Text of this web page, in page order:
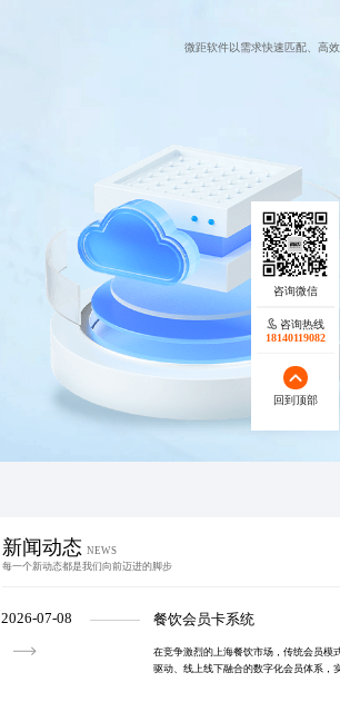
微距软件以需求快速匹配、高
新闻动态 NEWS
每一个新动态都是我们向前迈进的脚步
2026-07-08 餐饮会员卡系统
在竞争激烈的上海餐饮市场，传统会员模
驱动、线上线下融合的数字化会员体系，
咨询热线
18140119082
回到顶部